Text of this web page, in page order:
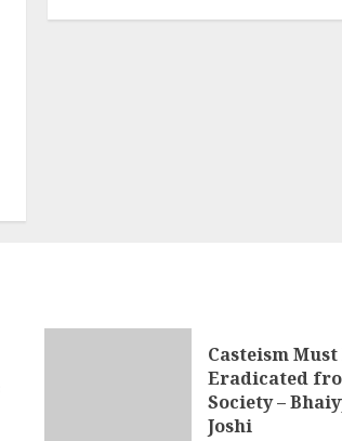
Casteism Must
Eradicated
Society –
Joshi